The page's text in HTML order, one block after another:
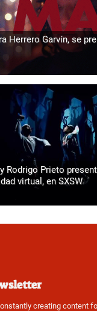
Herrero Garvín, se
Rodrigo Prieto
virtual, en SXSW
creating content